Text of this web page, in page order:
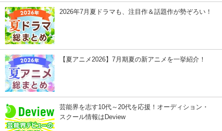
2026年7月夏ドラマも、注目作＆話題作が勢ぞろい！
【夏アニメ2026】7月期夏の新アニメを一挙紹介！
芸能界を志す10代～20代を応援！オーディション・
スクール情報はDeview